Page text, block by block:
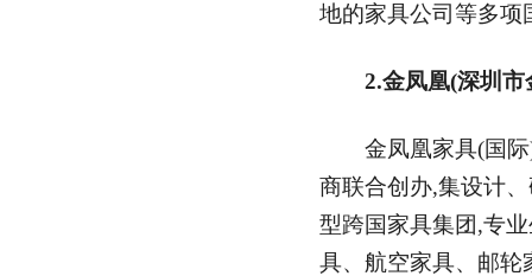
地的家具公司等多项
2.金凤凰(深圳
金凤凰家具(国际)
商联合创办,集设计
型跨国家具集团,专
具、航空家具、邮轮